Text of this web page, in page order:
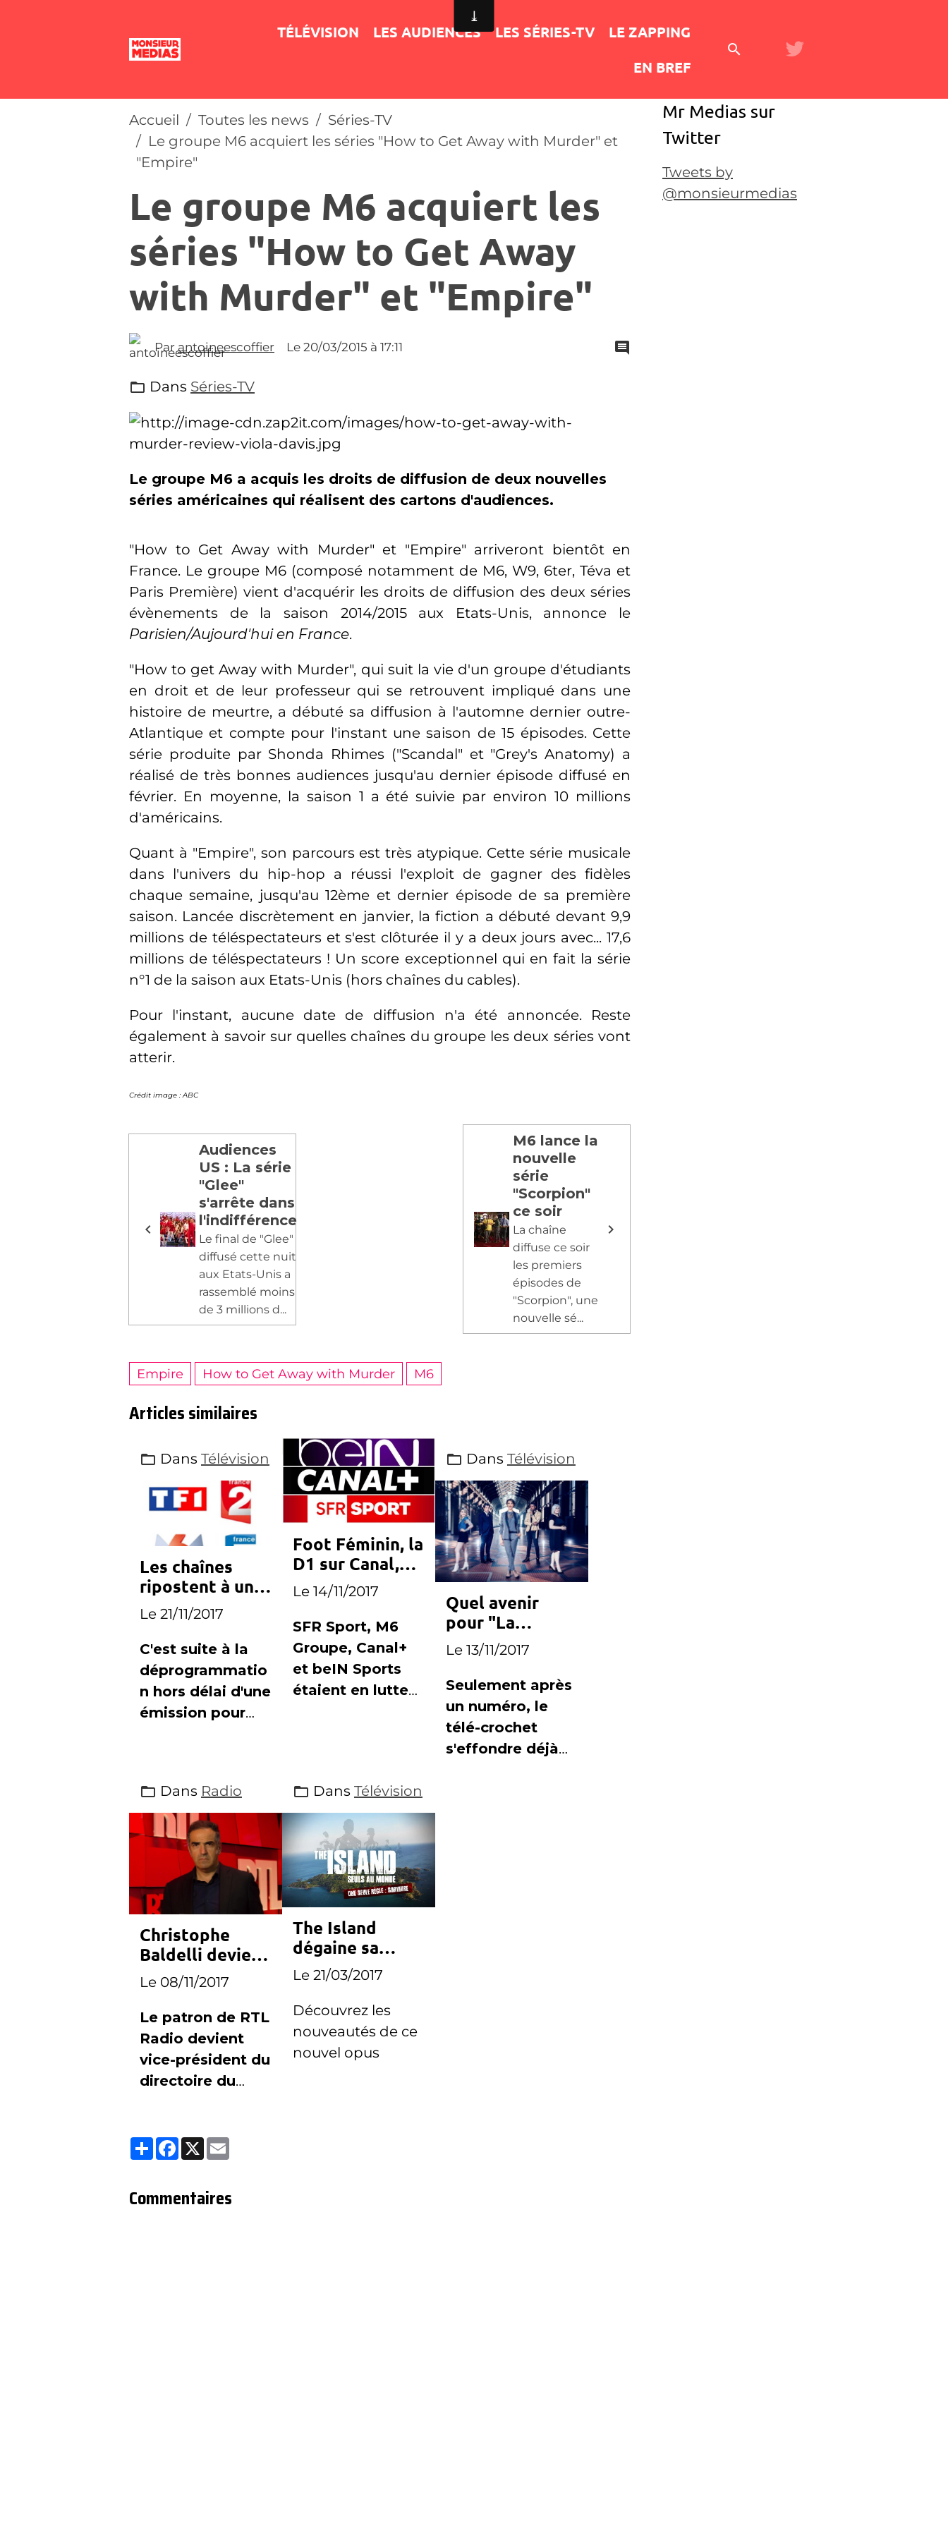
TÉLÉVISION LES AUDIENCES LES SÉRIES-TV
LE ZAPPING
EN BREF
Accueil Toutes les news
Séries-TV
Le groupe M6 acquiert les séries "How to Get Away with Murder" et
"Empire"
Le groupe M6 acquiert les
séries "How to Get Away
with Murder" et "Empire"
Parantoineescoffier Le 20/03/2015 à 17:11
Dans Séries-TV
Le groupe M6 a acquis les droits de diffusion de deux nouvelles
séries américaines qui réalisent des cartons d'audiences.
"How to Get Away with Murder" et "Empire" arriveront bientôt en
France. Le groupe M6 (composé notamment de M6, W9, 6ter, Téva et
Paris Première) vient d'acquérir les droits de diffusion des deux séries
évènements de la saison 2014/2015 aux Etats-Unis, annonce le
Parisien/Aujourd'hui en France.
"How to get Away with Murder", qui suit la vie d'un groupe d'étudiants
en droit et de leur professeur qui se retrouvent impliqué dans une
histoire de meurtre, a débuté sa diffusion à l'automne dernier outre-
Atlantique et compte pour l'instant une saison de 15 épisodes. Cette
série produite par Shonda Rhimes ("Scandal" et "Grey's Anatomy) a
réalisé de très bonnes audiences jusqu'au dernier épisode diffusé en
février. En moyenne, la saison 1 a été suivie par environ 10 millions
d'américains.
Quant à "Empire", son parcours est très atypique. Cette série musicale
dans l'univers du hip-hop a réussi l'exploit de gagner des fidèles
chaque semaine, jusqu'au 12ème et dernier épisode de sa première
saison. Lancée discrètement en janvier, la fiction a débuté devant 9,9
millions de téléspectateurs et s'est clôturée il y a deux jours avec... 17,6
millions de téléspectateurs ! Un score exceptionnel qui en fait la série
n°1 de la saison aux Etats-Unis (hors chaînes du cables).
Pour l'instant, aucune date de diffusion n'a été annoncée. Reste
également à savoir sur quelles chaînes du groupe les deux séries vont
atterir.
Crédit image : ABC
Audiences
US : La série
"Glee"
s'arrête dans
l'indifférence
Le final de "Glee"
diffusé cette nuit
aux Etats-Unis a
rassemblé moins
de 3 millions d...
M6 lance la
nouvelle
série
"Scorpion"
ce soir
La chaîne
diffuse ce soir
les premiers
épisodes de
"Scorpion", une
nouvelle sé...
Empire How to Get Away with Murder M6
Articles similaires
Dans Télévision
Les chaînes
ripostent à une
programmation
imprévue de
Canal+
Le 21/11/2017
C'est suite à la
déprogrammatio
n hors délai d'une
émission pour
attiré les foudres
des chaînes
concurrentes
Foot Féminin, la
D1 sur Canal,
les Bleues
filent sur M6
Le 14/11/2017
SFR Sport, M6
Groupe, Canal+
et beIN Sports
étaient en lutte
du football
féminin à la
télévision.
Dans Télévision
Quel avenir
pour "La
Nouvelle Star" ?
Le 13/11/2017
Seulement après
un numéro, le
télé-crochet
s'effondre déjà
Dans Radio
Christophe
Baldelli devient
vice-président
du directoire du
groupe M6
Le 08/11/2017
Le patron de RTL
Radio devient
vice-président du
directoire du
radio et de
Dans Télévision
The Island
dégaine sa
troisième
saison
Le 21/03/2017
Découvrez les
nouveautés de ce
nouvel opus
Partager
Facebook
X
Commentaires
Mr Medias sur
Twitter
Tweets by
@monsieurmedias